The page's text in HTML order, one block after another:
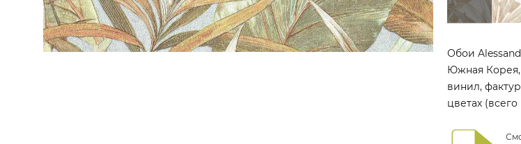
Обои
Южная Корея,
винил,
цветах